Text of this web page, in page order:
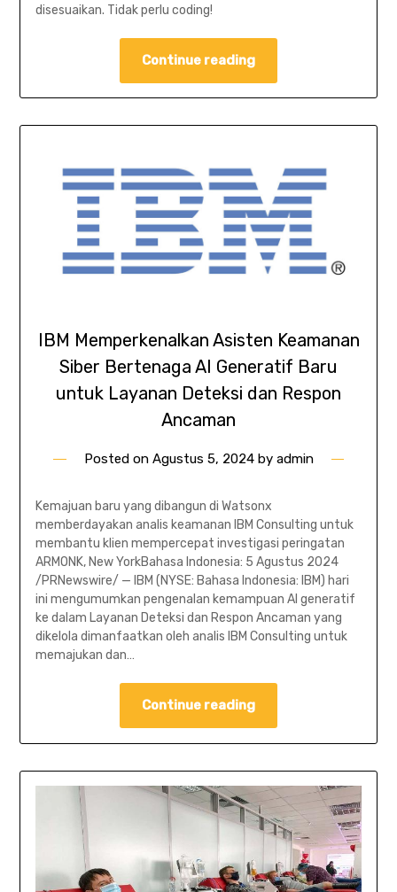
disesuaikan. Tidak perlu coding!
Continue reading
IBM Memperkenalkan Asisten Keamanan
Siber Bertenaga AI Generatif Baru
untuk Layanan Deteksi dan Respon
Ancaman
Posted on Agustus 5, 2024by admin
Kemajuan baru yang dibangun di Watsonx
memberdayakan analis keamanan IBM Consulting untuk
membantu klien mempercepat investigasi peringatan
ARMONK, New YorkBahasa Indonesia: 5 Agustus 2024
/PRNewswire/ — IBM (NYSE: Bahasa Indonesia: IBM) hari
ini mengumumkan pengenalan kemampuan AI generatif
ke dalam Layanan Deteksi dan Respon Ancaman yang
dikelola dimanfaatkan oleh analis IBM Consulting untuk
memajukan dan…
Continue reading